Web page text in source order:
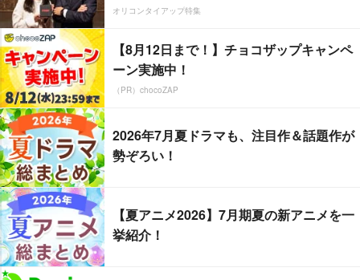
オリコンタイアップ特集
【8月12日まで！】チョコザップキャンペ
ーン実施中！
（PR）chocoZAP
2026年7月夏ドラマも、注目作＆話題作が
勢ぞろい！
【夏アニメ2026】7月期夏の新アニメを一
挙紹介！